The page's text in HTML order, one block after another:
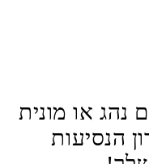
נהג או מונית
הנסיעות